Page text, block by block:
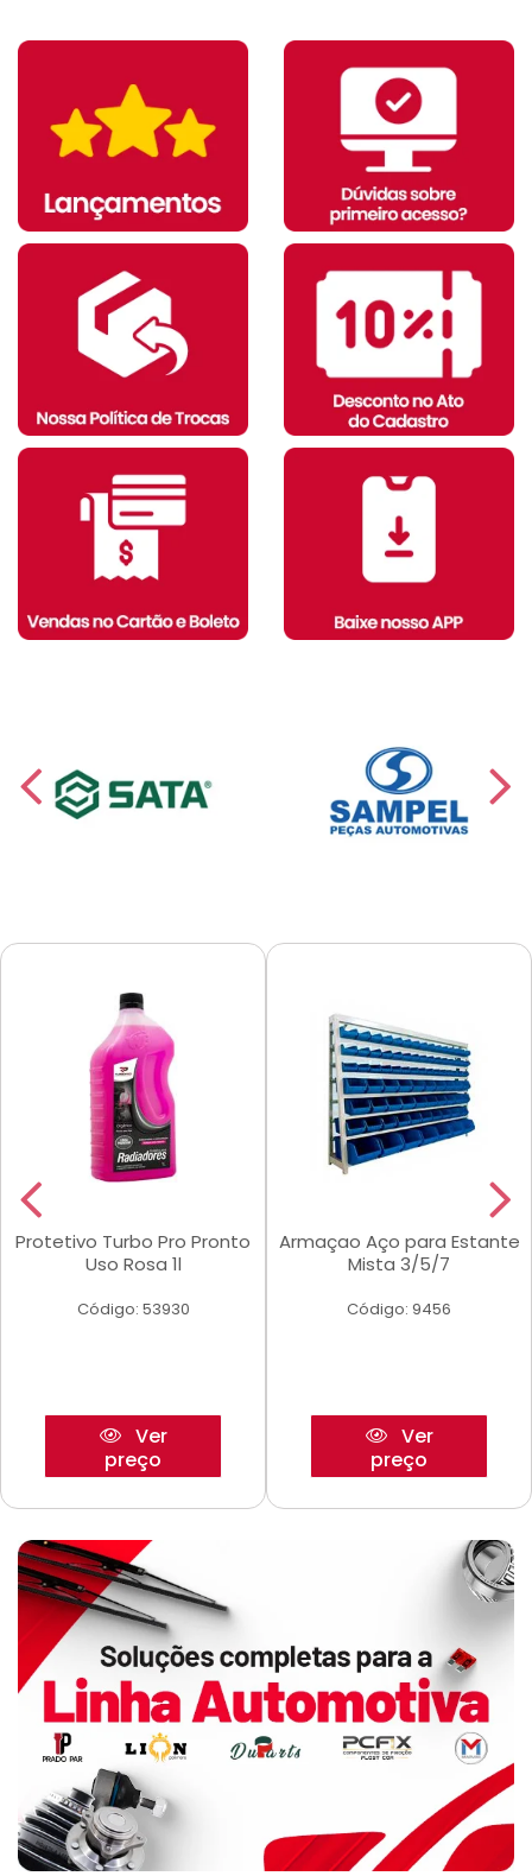
Protetivo Turbo Pro Pronto
Uso Rosa 1l
Código: 53930
Ver
preço
Armaçao Aço para Estante
Mista 3/5/7
Código: 9456
Ver
preço